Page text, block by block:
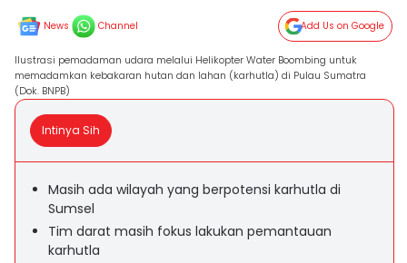
News Channel Add Us on Google
Ilustrasi pemadaman udara melalui Helikopter Water Boombing untuk
memadamkan kebakaran hutan dan lahan (karhutla) di Pulau Sumatra
(Dok. BNPB)
Intinya Sih
Masih ada wilayah yang berpotensi karhutla di
Sumsel
Tim darat masih fokus lakukan pemantauan
karhutla